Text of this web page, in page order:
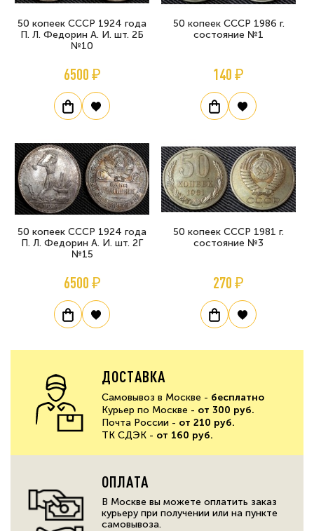
50 копеек СССР 1924 года
П. Л. Федорин А. И. шт. 2Б
№10
6500 ₽
50 копеек СССР 1986 г.
состояние №1
140 ₽
50 копеек СССР 1924 года
П. Л. Федорин А. И. шт. 2Г
№15
6500 ₽
50 копеек СССР 1981 г.
состояние №3
270 ₽
ДОСТАВКА
Самовывоз в Москве - бесплатно
Курьер по Москве - от 300 руб.
Почта России - от 210 руб.
ТК СДЭК - от 160 руб.
ОПЛАТА
В Москве вы можете оплатить заказ
курьеру при получении или на пункте
самовывоза.